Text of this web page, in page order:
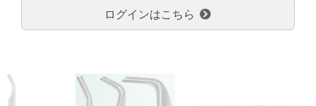
ログインはこちら